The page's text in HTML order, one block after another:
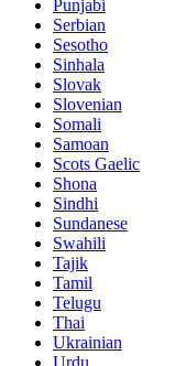
Punjabi
Serbian
Sesotho
Sinhala
Slovak
Slovenian
Somali
Samoan
Scots Gaelic
Shona
Sindhi
Sundanese
Swahili
Tajik
Tamil
Telugu
Thai
Ukrainian
Urdu